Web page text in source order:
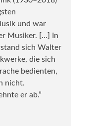
und war
Musiker. […] In
sich Walter
die sich
bedienten,
nicht.
er ab.”